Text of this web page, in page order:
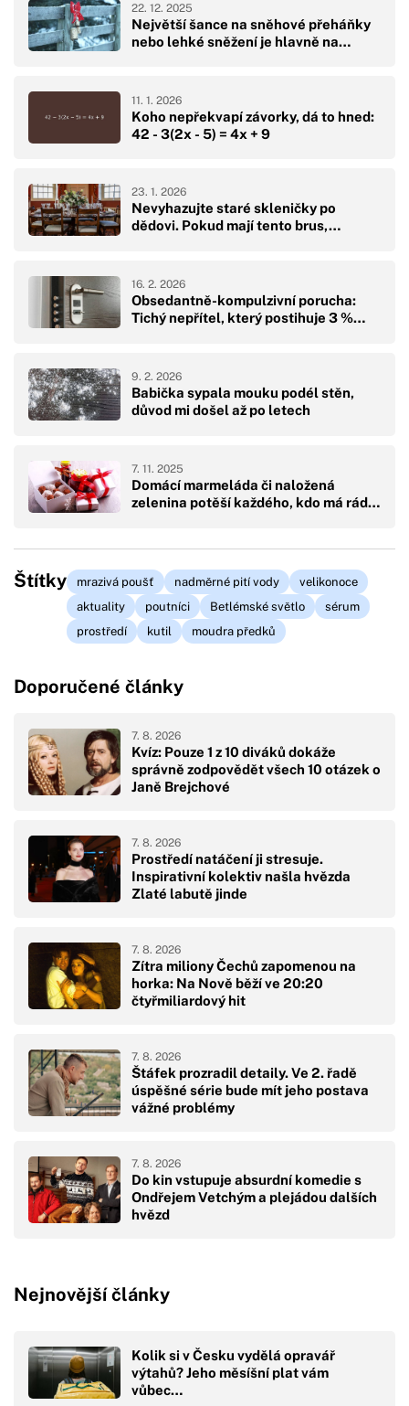
Největší šance na sněhové přeháňky
nebo lehké sněžení je hlavně na…
22. 12. 2025
Koho nepřekvapí závorky, dá to hned:
42 - 3(2x - 5) = 4x + 9
11. 1. 2026
Nevyhazujte staré skleničky po
dědovi. Pokud mají tento brus,…
23. 1. 2026
Obsedantně-kompulzivní porucha:
Tichý nepřítel, který postihuje 3 %…
16. 2. 2026
Babička sypala mouku podél stěn,
důvod mi došel až po letech
9. 2. 2026
Domácí marmeláda či naložená
zelenina potěší každého, kdo má rád…
7. 11. 2025
Štítky mrazivá poušť nadměrné pití vody
velikonoce
aktuality
poutníci Betlémské světlo
sérum
prostředí
kutil moudra předků
Doporučené články
Kvíz: Pouze 1 z 10 diváků dokáže
správně zodpovědět všech 10 otázek o
Janě Brejchové
7. 8. 2026
Prostředí natáčení ji stresuje.
Inspirativní kolektiv našla hvězda
Zlaté labutě jinde
7. 8. 2026
Zítra miliony Čechů zapomenou na
horka: Na Nově běží ve 20:20
čtyřmiliardový hit
7. 8. 2026
Štáfek prozradil detaily. Ve 2. řadě
úspěšné série bude mít jeho postava
vážné problémy
7. 8. 2026
Do kin vstupuje absurdní komedie s
Ondřejem Vetchým a plejádou dalších
hvězd
7. 8. 2026
Nejnovější články
Kolik si v Česku vydělá opravář
výtahů? Jeho měsíšní plat vám
vůbec…